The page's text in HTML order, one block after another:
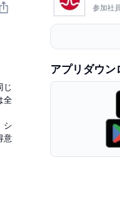
じ
全
シ
意
参加社
アプリダウン